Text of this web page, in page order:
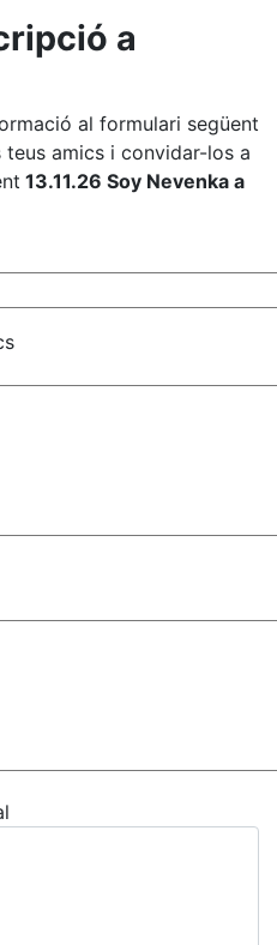
a
al formulari següent
amics i convidar-los a
13.11.26 Soy Nevenka a